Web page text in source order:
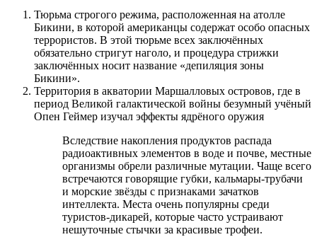
Тюрьма строгого режима, расположенная на атолле
Бикини, в которой американцы содержат особо опасных
террористов. В этой тюрьме всех заключённых
обязательно стригут наголо, и процедура стрижки
заключённых носит название «депиляция зоны
Бикини».
Территория в акватории Маршалловых островов, где в
период Великой галактической войны безумный учёный
Опен Геймер изучал эффекты ядрёного оружия
Вследствие накопления продуктов распада
радиоактивных элементов в воде и почве, местные
организмы обрели различные мутации. Чаще всего
встречаются говорящие губки, кальмары-трубачи
и морские звёзды с признаками зачатков
интеллекта. Места очень популярны среди
туристов-дикарей, которые часто устраивают
нешуточные стычки за красивые трофеи.